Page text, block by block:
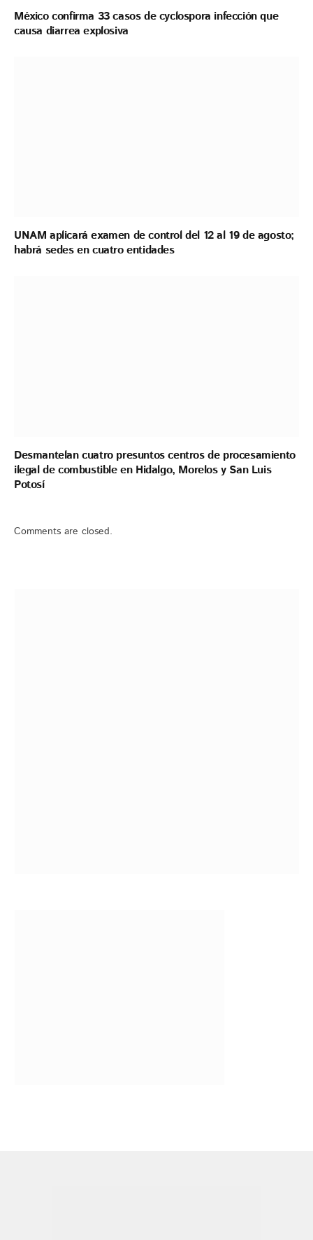
México confirma 33 casos de cyclospora infección que
causa diarrea explosiva
UNAM aplicará examen de control del 12 al 19 de agosto;
habrá sedes en cuatro entidades
Desmantelan cuatro presuntos centros de procesamiento
ilegal de combustible en Hidalgo, Morelos y San Luis
Potosí
Comments are closed.